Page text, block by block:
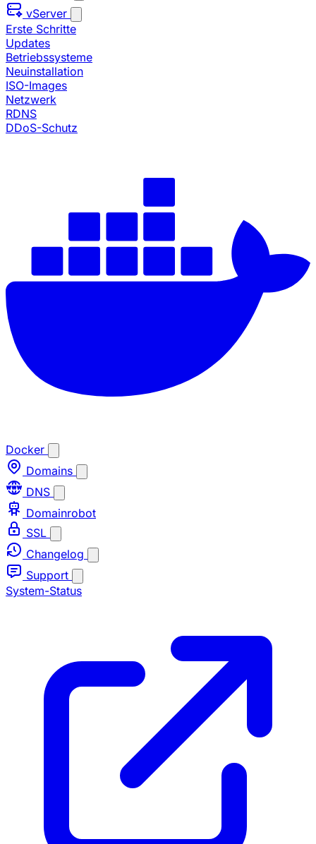
vServer
Erste Schritte
Updates
Betriebssysteme
Neuinstallation
ISO-Images
Netzwerk
RDNS
DDoS-Schutz
Docker
Domains
DNS
Domainrobot
SSL
Changelog
Support
System-Status